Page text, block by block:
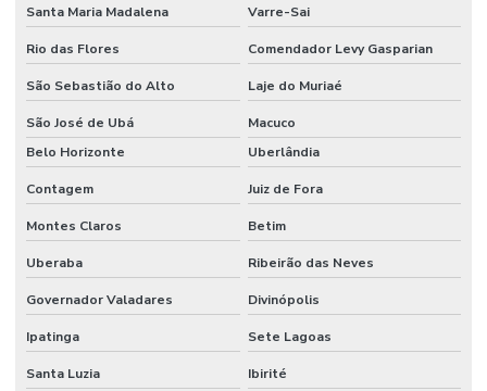
Sistema anti incêndio
Sistema automático de detecção e supressão de incêndio
Sistema de chuveiros automáticos sprinklers
Sistema de combate à incêndio
Sistema de combate a incêndio por agentes gasosos
Sistema de combate a incêndio em cozinha industrial
Sistema de combate a incêndio por espuma
Sistema de combate a incêndio hidrantes
Santa Maria Madalena Varre-Sai
Rio das Flores Comendador Levy Gasparian
São Sebastião do Alto Laje do Muriaé
São José de Ubá
Macuco
Belo Horizonte
Uberlândia
Contagem Juiz de Fora
Montes Claros Betim
Uberaba Ribeirão das Neves
Governador Valadares Divinópolis
Ipatinga Sete Lagoas
Santa Luzia Ibirité